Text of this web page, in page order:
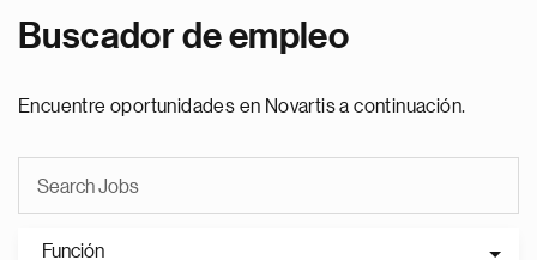
Buscador de empleo
Encuentre oportunidades en Novartis a continuación.
Función